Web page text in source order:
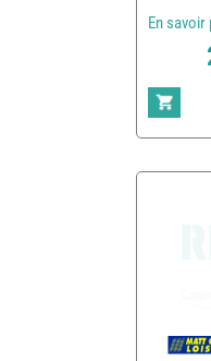
En savoir